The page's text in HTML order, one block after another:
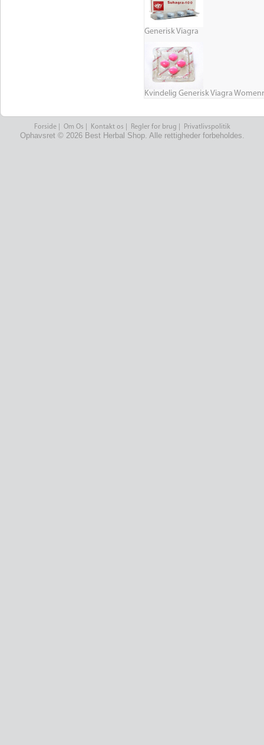
Generisk Viagra
Kvindelig Generisk Viagra
Forside| Om Os Kontakt os Regler for brug Privatlivspolitik
Ophavsret © 2026 Best Herbal Shop. Alle rettigheder forbeholdes.